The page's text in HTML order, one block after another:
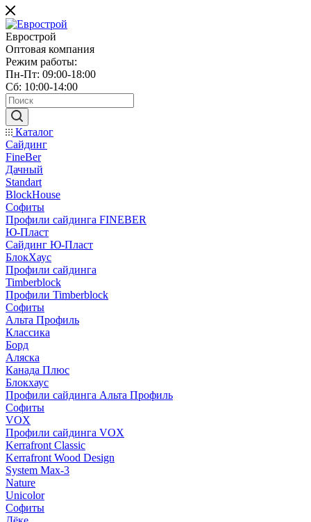
Еврострой
Оптовая компания
Режим работы:
Пн-Пт: 09:00-18:00
Сб: 10:00-14:00
Каталог
Сайдинг
FineBer
Дачный
Standart
BlockHouse
Софиты
Профили сайдинга FINEBER
Ю-Пласт
Сайдинг Ю-Пласт
БлокХаус
Профили сайдинга
Timberblock
Профили Timberblock
Софиты
Альта Профиль
Классика
Борд
Аляска
Канада Плюс
Блокхаус
Профили сайдинга Альта Профиль
Софиты
VOX
Профили сайдинга VOX
Kerrafront Classic
Kerrafront Wood Design
System Max-3
Nature
Unicolor
Софиты